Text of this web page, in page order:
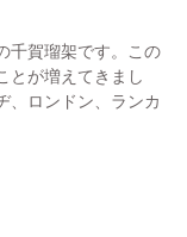
千賀瑠架です。この
とが増えてきまし
、ロンドン、ランカ